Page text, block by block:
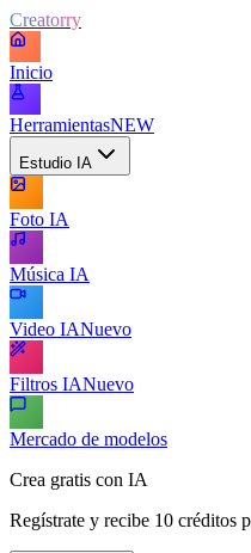
Creatorry
Inicio
HerramientasNEW
Estudio IA
Foto IA
Música IA
Video IANuevo
Filtros IANuevo
Mercado de modelos
Crea gratis con IA
Regístrate y recibe 10 créditos